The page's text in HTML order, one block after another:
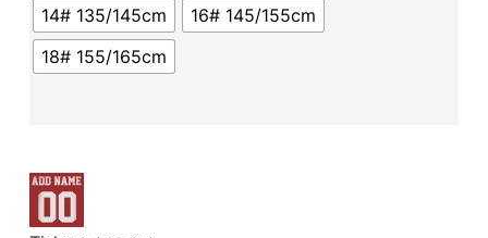
14# 135/145cm
16# 145/155cm
18# 155/165cm